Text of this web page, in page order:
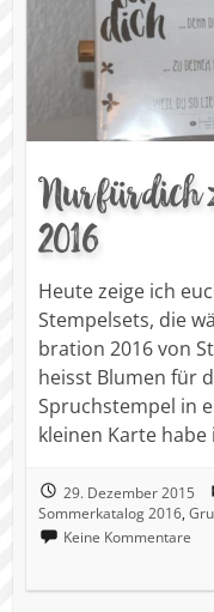
Nur für
2016
Heute zeige ich
Stempelsets, die
bration 2016 von
heisst Blumen für
Spruchstempel in
kleinen Karte
29. Dezember 2015
Sommerkatalog 2016,
Keine Kommentare